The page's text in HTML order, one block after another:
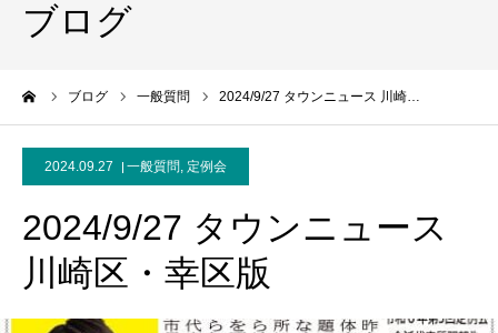
ブログ
ブログ 一般質問 2024/9/27 タウンニュース 川崎…
2024.09.27 一般質問, 定例会
2024/9/27 タウンニュース
川崎区・幸区版